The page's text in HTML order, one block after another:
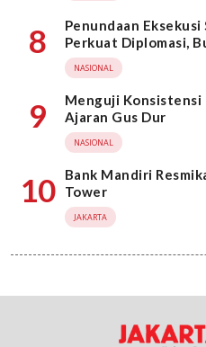
8
Penundaan
Perkuat Diplomasi,
NASIONAL
9
Menguji Konsistensi
Ajaran Gus Dur
NASIONAL
10
Bank Mandiri
Tower
JAKARTA